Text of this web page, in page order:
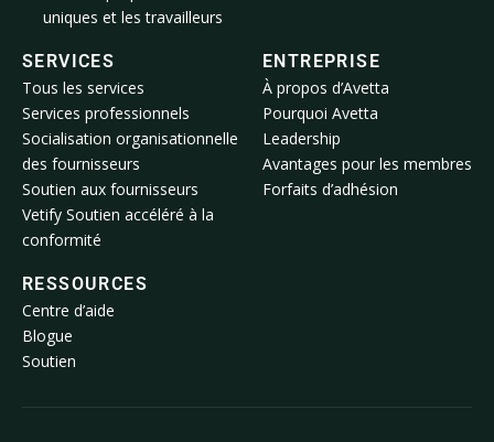
uniques et les travailleurs
SERVICES
Tous les services
Services professionnels
Socialisation organisationnelle
des fournisseurs
Soutien aux fournisseurs
Vetify Soutien accéléré à la
conformité
ENTREPRISE
À propos d’Avetta
Pourquoi Avetta
Leadership
Avantages pour les membres
Forfaits d’adhésion
RESSOURCES
Centre d’aide
Blogue
Soutien